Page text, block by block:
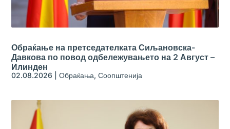
Обраќање на претседателката Сиљановска-
Давкова по повод одбележувањето на 2 Август –
Илинден
02.08.2026 |Обраќања,Соопштенија